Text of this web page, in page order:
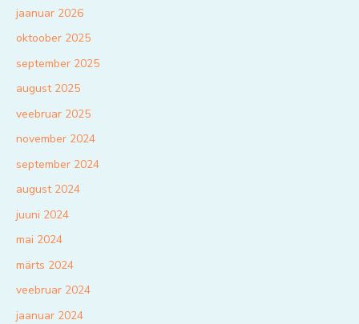
jaanuar 2026
oktoober 2025
september 2025
august 2025
veebruar 2025
november 2024
september 2024
august 2024
juuni 2024
mai 2024
märts 2024
veebruar 2024
jaanuar 2024